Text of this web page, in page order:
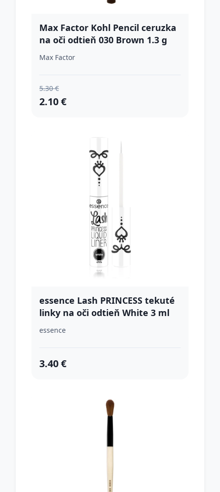
Max Factor Kohl Pencil ceruzka
na oči odtieň 030 Brown 1.3 g
Max Factor
5.30 €
2.10 €
essence Lash PRINCESS tekuté
linky na oči odtieň White 3 ml
essence
3.40 €